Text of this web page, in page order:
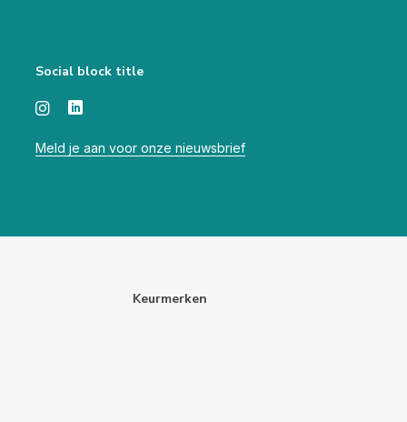
Social block title
Meld je aan voor onze nieuwsbrief
Keurmerken